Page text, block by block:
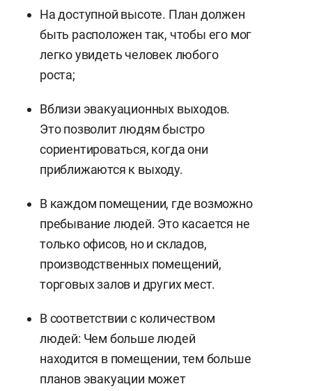
На доступной высоте. План должен
быть расположен так, чтобы его мог
легко увидеть человек любого
роста;
Вблизи эвакуационных выходов.
Это позволит людям быстро
сориентироваться, когда они
приближаются к выходу.
В каждом помещении, где возможно
пребывание людей. Это касается не
только офисов, но и складов,
производственных помещений,
торговых залов и других мест.
В соответствии с количеством
людей: Чем больше людей
находится в помещении, тем больше
планов эвакуации может